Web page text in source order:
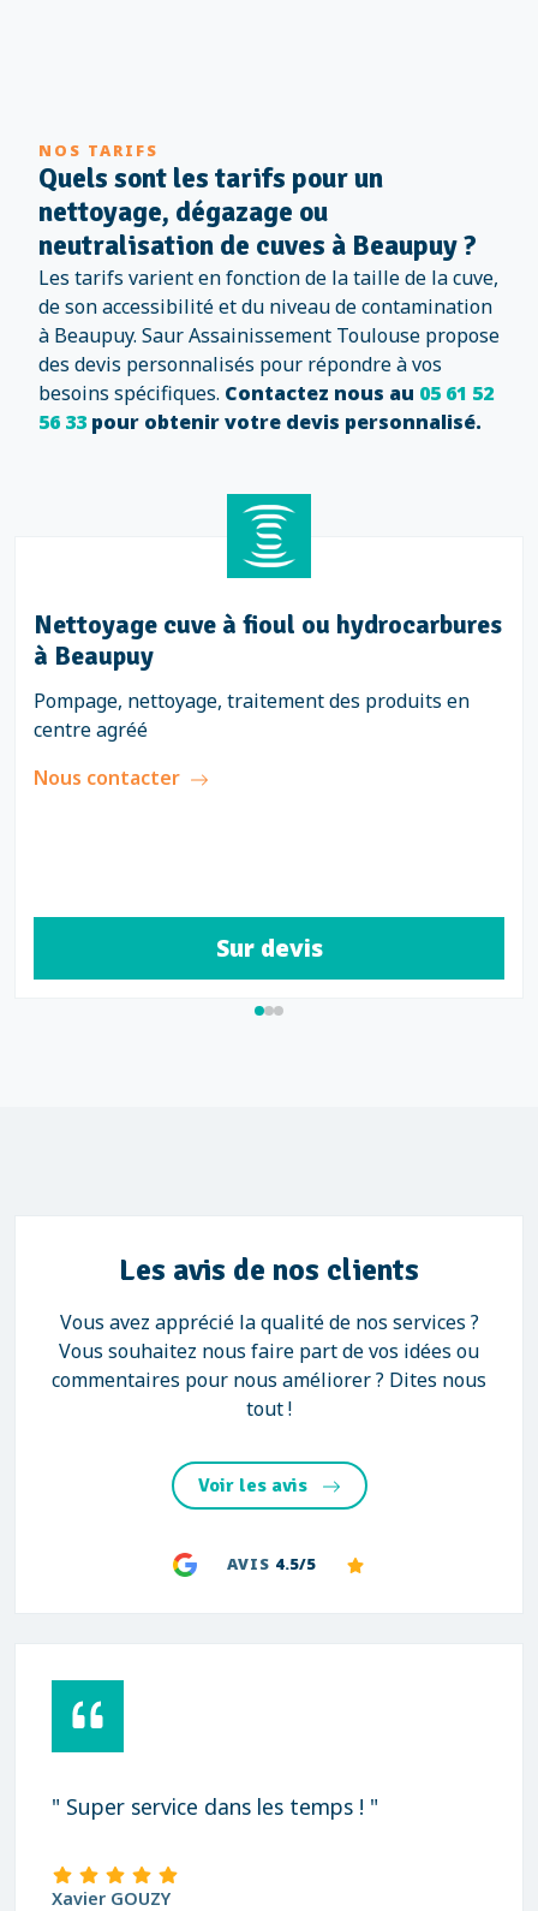
NOS TARIFS
Quels sont les tarifs pour un
nettoyage, dégazage ou
neutralisation de cuves à Beaupuy ?
Les tarifs varient en fonction de la taille de la cuve,
de son accessibilité et du niveau de contamination
à Beaupuy. Saur Assainissement Toulouse propose
des devis personnalisés pour répondre à vos
besoins spécifiques. Contactez nous au 05 61 52
56 33 pour obtenir votre devis personnalisé.
Nettoyage cuve à fioul ou hydrocarbures
à Beaupuy
Pompage, nettoyage, traitement des produits en
centre agréé
Nous contacter
Sur devis
Les avis de nos clients
Vous avez apprécié la qualité de nos services ?
Vous souhaitez nous faire part de vos idées ou
commentaires pour nous améliorer ? Dites nous
tout !
Voir les avis
AVIS 4.5/5
" Super service dans les temps ! "
Xavier GOUZY